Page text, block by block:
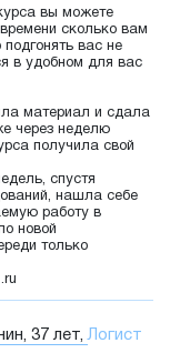
вы можете
сколько вам
подгонять вас не
в удобном для вас
материал и сдала
через неделю
получила свой
спустя
нашла себе
работу в
новой
только
37 лет,Логист